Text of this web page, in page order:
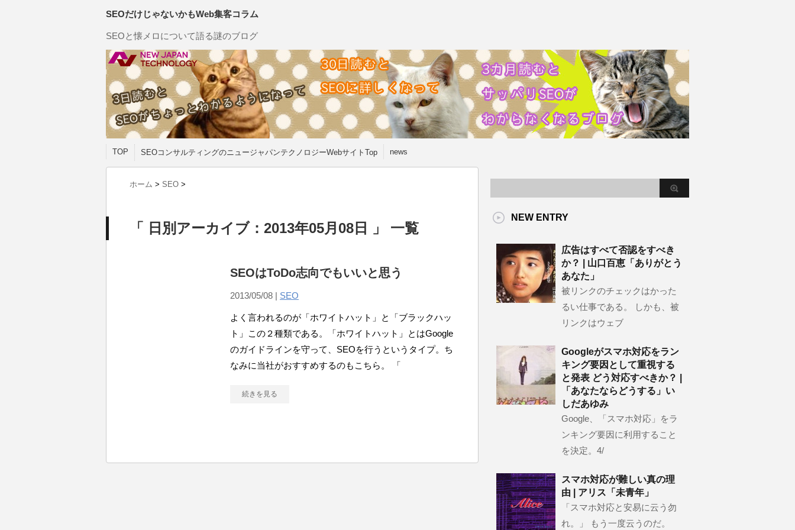
SEOだけじゃないかもWeb集客コラム
SEOと懐メロについて語る謎のブログ
TOP SEOコンサルティングのニュージャパンテクノロジーWebサイトTop news
ホーム > SEO >
「 日別アーカイブ：2013年05月08日 」 一覧
SEOはToDo志向でもいいと思う
2013/05/08 | SEO
よく言われるのが「ホワイトハット」と「ブラックハッ
ト」この２種類である。「ホワイトハット」とはGoogle
のガイドラインを守って、SEOを行うというタイプ。ち
なみに当社がおすすめするのもこちら。 「
続きを見る
NEW ENTRY
広告はすべて否認をすべき
か？ | 山口百恵「ありがとう
あなた」
被リンクのチェックはかった
るい仕事である。 しかも、被
リンクはウェブ
Googleがスマホ対応をラン
キング要因として重視する
と発表 どう対応すべきか？ |
「あなたならどうする」い
しだあゆみ
Google、「スマホ対応」をラ
ンキング要因に利用すること
を決定。4/
スマホ対応が難しい真の理
由 | アリス「未青年」
「スマホ対応と安易に云う勿
れ。」 もう一度云うのだ。